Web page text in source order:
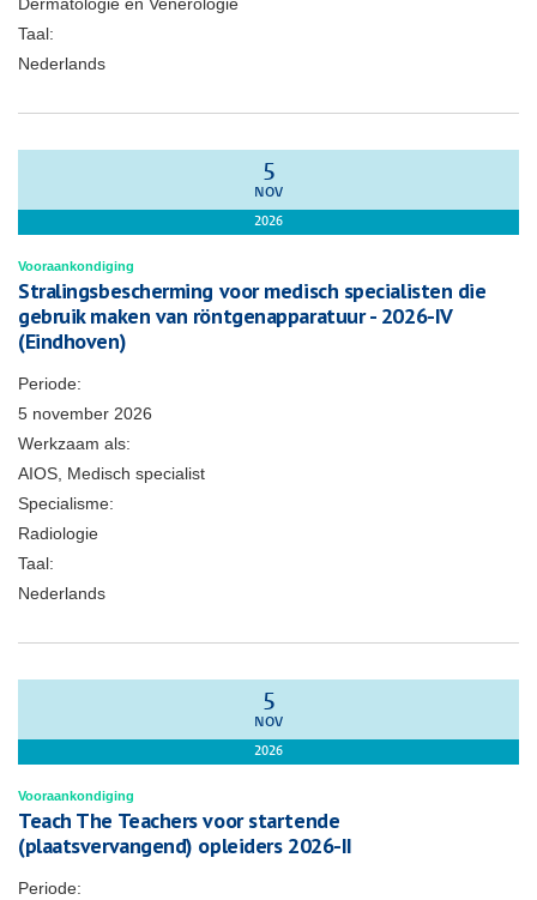
Taal:
Nederlands
5
NOV
2026
Vooraankondiging
Stralingsbescherming voor medisch specialisten die
gebruik maken van röntgenapparatuur - 2026-IV
(Eindhoven)
Periode:
5 november 2026
Werkzaam als:
AIOS, Medisch specialist
Specialisme:
Radiologie
Taal:
Nederlands
5
NOV
2026
Vooraankondiging
Teach The Teachers voor startende
(plaatsvervangend) opleiders 2026-II
Periode: